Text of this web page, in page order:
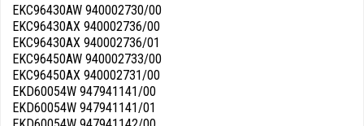
EKC96430AW 940002730/00
EKC96430AX 940002736/00
EKC96430AX 940002736/01
EKC96450AW 940002733/00
EKC96450AX 940002731/00
EKD60054W 947941141/00
EKD60054W 947941141/01